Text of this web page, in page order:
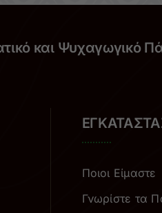
και Ψυχαγωγικό
Ποιοι Είμαστε
Γνωρίστε τα